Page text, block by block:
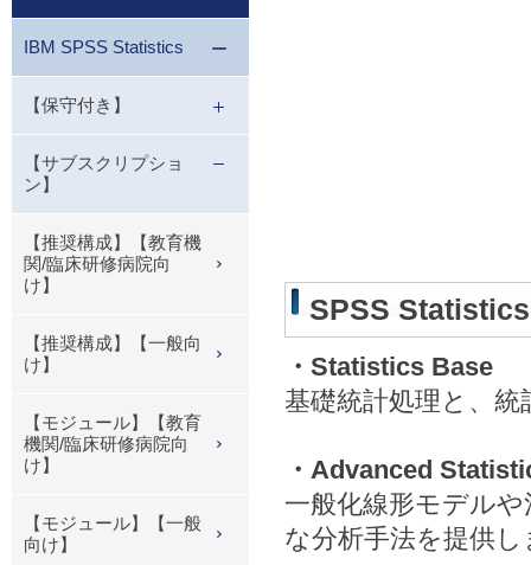
SPSS
・Statistics Base
基礎統計処理と、
・Advanced
一般化線形モデル
な分析手法を提供し
IBM SPSS Statistics
【保守付き】
【サブスクリプショ
ン】
【推奨構成】【教育機
関/臨床研修病院向
け】
【推奨構成】【一般向
け】
【モジュール】【教育
機関/臨床研修病院向
け】
【モジュール】【一般
向け】